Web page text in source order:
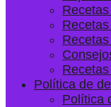
Política de
Política